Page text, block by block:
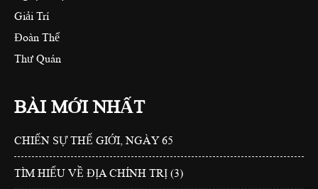
Giải Trí
Đoàn Thể
Thư Quán
BÀI MỚI NHẤT
CHIẾN SỰ THẾ GIỚI, NGÀY 65
TÌM HIỂU VỀ ĐỊA CHÍNH TRỊ (3)